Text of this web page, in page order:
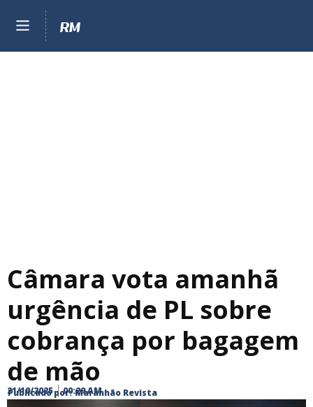
Câmara vota amanhã
urgência de PL sobre
cobrança por bagagem
de mão
Publicado por: Maranhão Revista
21/10/2025 00:29 AM